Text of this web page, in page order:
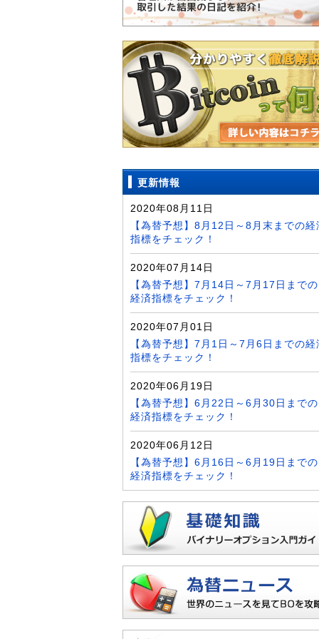
更新情報
2020年08月11日
【為替予想】8月12日～8月末までの経
指標をチェック！
2020年07月14日
【為替予想】7月14日～7月17日までの
経済指標をチェック！
2020年07月01日
【為替予想】7月1日～7月6日までの経
指標をチェック！
2020年06月19日
【為替予想】6月22日～6月30日までの
経済指標をチェック！
2020年06月12日
【為替予想】6月16日～6月19日までの
経済指標をチェック！